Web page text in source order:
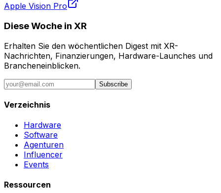
Apple Vision Pro
Diese Woche in XR
Erhalten Sie den wöchentlichen Digest mit XR-
Nachrichten, Finanzierungen, Hardware-Launches und
Brancheneinblicken.
Subscribe
Verzeichnis
Hardware
Software
Agenturen
Influencer
Events
Ressourcen